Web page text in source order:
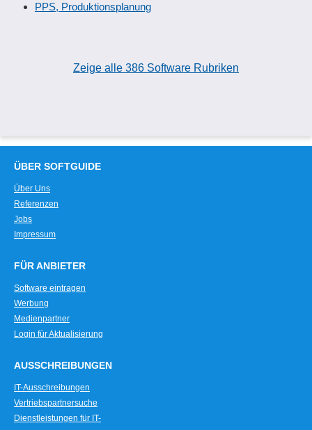
PPS, Produktionsplanung
Zeige alle 386 Software Rubriken
ÜBER SOFTGUIDE
Über Uns
Referenzen
Jobs
Impressum
FÜR ANBIETER
Software eintragen
Werbung
Medienpartner
Login für Aktualisierung
AUSSCHREIBUNGEN
IT-Ausschreibungen
Vertriebspartnersuche
Dienstleistungen für IT-